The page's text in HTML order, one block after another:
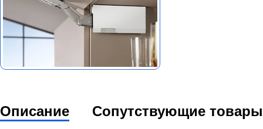
Описание Сопутствующие товары